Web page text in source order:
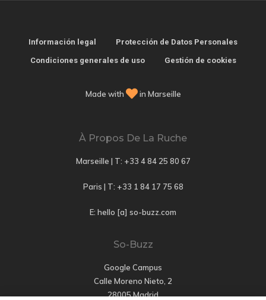
Información legal Protección de Datos Personales
Condiciones generales de uso Gestión de cookies
Made with in Marseille
À Propos De La Ruche
Marseille | T: +33 4 84 25 80 67
Paris | T: +33 1 84 17 75 68
E: hello [a] so-buzz.com
So-Buzz
Google Campus
Calle Moreno Nieto, 2
28005 Madrid